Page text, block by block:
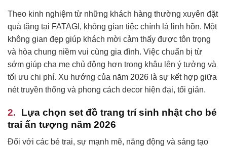
Theo kinh nghiệm từ những khách hàng thường xuyên đặt
quà tặng tại FATAGI, không gian tiệc chính là linh hồn. Một
không gian đẹp giúp khách mời cảm thấy được tôn trọng
và hòa chung niềm vui cùng gia đình. Việc chuẩn bị từ
sớm giúp cha mẹ chủ động hơn trong khâu lên ý tưởng và
tối ưu chi phí. Xu hướng của năm 2026 là sự kết hợp giữa
nét truyền thống và phong cách decor hiện đại, tối giản.
Lựa chọn set đồ trang trí sinh nhật cho bé
trai ấn tượng năm 2026
Đối với các bé trai, sự mạnh mẽ, năng động và sáng tạo